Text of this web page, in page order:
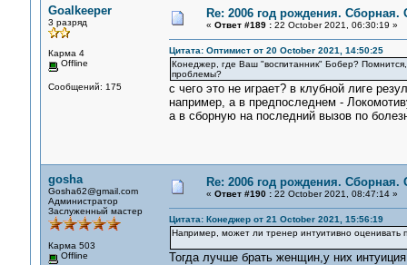
Goalkeeper
3 разряд
Карма 4
Offline
Сообщений: 175
Re: 2006 год рождения.
« Ответ #189 :22 October 2021, 06:30:19 »
Цитата: Оптимист от 20 October 2021, 14:50:25
Конеджер, где Ваш "воспитанник" Бобер?
проблемы?
с чего это не играет? в клубной лиге
например, а в предпоследнем -
а в сборную на последний вызов по
gosha
Gosha62@gmail.com
Администратор
Заслуженный мастер
Карма 503
Offline
Re: 2006 год рождения.
« Ответ #190 :22 October 2021, 08:47:14 »
Цитата: Конеджер от 21 October 2021, 15:56:19
Например, может ли тренер интуитивно оценивать
Тогда лучше брать женщин,у них